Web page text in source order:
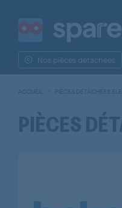
Nos pièces détachées
ACCUEIL PIÈCES DÉTACHÉES
PIÈCES